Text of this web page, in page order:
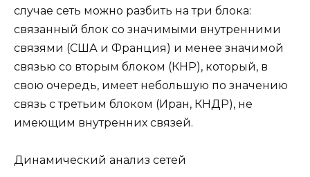
случае сеть можно разбить на три блока:
связанный блок со значимыми внутренними
связями (США и Франция) и менее значимой
связью со вторым блоком (КНР), который, в
свою очередь, имеет небольшую по значению
связь с третьим блоком (Иран, КНДР), не
имеющим внутренних связей.
Динамический анализ сетей